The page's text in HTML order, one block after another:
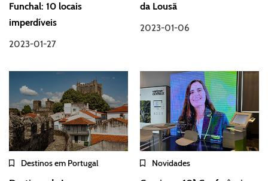
Funchal: 10 locais
imperdíveis
2023-01-27
da Lousã
2023-01-06
Destinos em Portugal Novidades